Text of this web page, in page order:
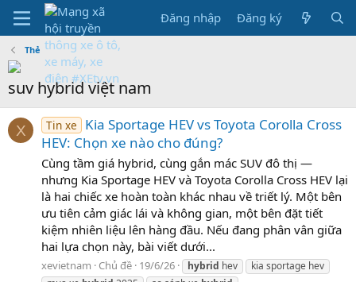
Đăng nhập Đăng ký
Thẻ
suv hybrid việt nam
X Tin xe
Kia Sportage HEV vs Toyota Corolla Cross
HEV: Chọn xe nào cho đúng?
Cùng tầm giá hybrid, cùng gắn mác SUV đô thị —
nhưng Kia Sportage HEV và Toyota Corolla Cross HEV lại
là hai chiếc xe hoàn toàn khác nhau về triết lý. Một bên
ưu tiên cảm giác lái và không gian, một bên đặt tiết
kiệm nhiên liệu lên hàng đầu. Nếu đang phân vân giữa
hai lựa chọn này, bài viết dưới...
xevietnam Chủ đề 19/6/26 hybrid hev
kia sportage hev